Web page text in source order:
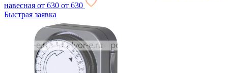
навесная от 630 от 630
Быстрая заявка